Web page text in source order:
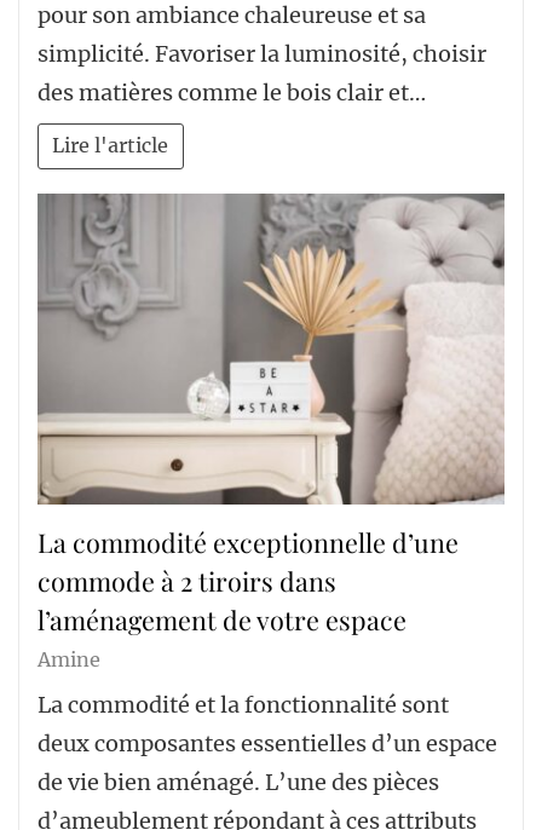
pour son ambiance chaleureuse et sa
simplicité. Favoriser la luminosité, choisir
des matières comme le bois clair et…
Lire l'article
La commodité exceptionnelle d’une
commode à 2 tiroirs dans
l’aménagement de votre espace
Amine
La commodité et la fonctionnalité sont
deux composantes essentielles d’un espace
de vie bien aménagé. L’une des pièces
d’ameublement répondant à ces attributs